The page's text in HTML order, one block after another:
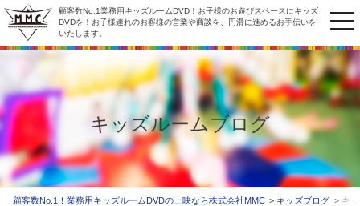
顧客数No.1業務用キッズルームDVD！お子様のお遊びスペースにキッズ
DVDを！お子様連れのお客様の営業や商談を、円滑に進めるお手伝いを
いたします。
キッズルームブログ
顧客数No.1！業務用キッズルームDVDの上映なら株式会社MMC キッズブログ キ